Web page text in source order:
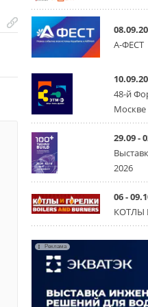
новую
площадку
29 ИЮЛЯ
Stiebel
прыжках
29 ИЮЛЯ
Новый
Midea
29 ИЮЛЯ
Токио
Данные
А-ФЕСТ
48-й
Москве
29.09 -
2026
06 -
КОТЛЫ
Реклама